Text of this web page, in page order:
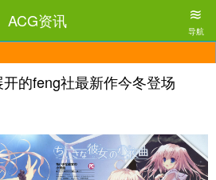
ACG资讯 ≋
导航
的feng社最新作今冬登场